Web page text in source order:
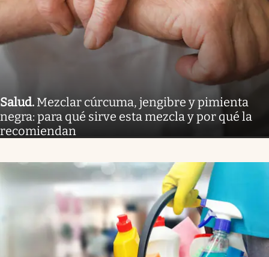
Salud. Mezclar cúrcuma, jengibre y pimienta
negra: para qué sirve esta mezcla y por qué la
recomiendan